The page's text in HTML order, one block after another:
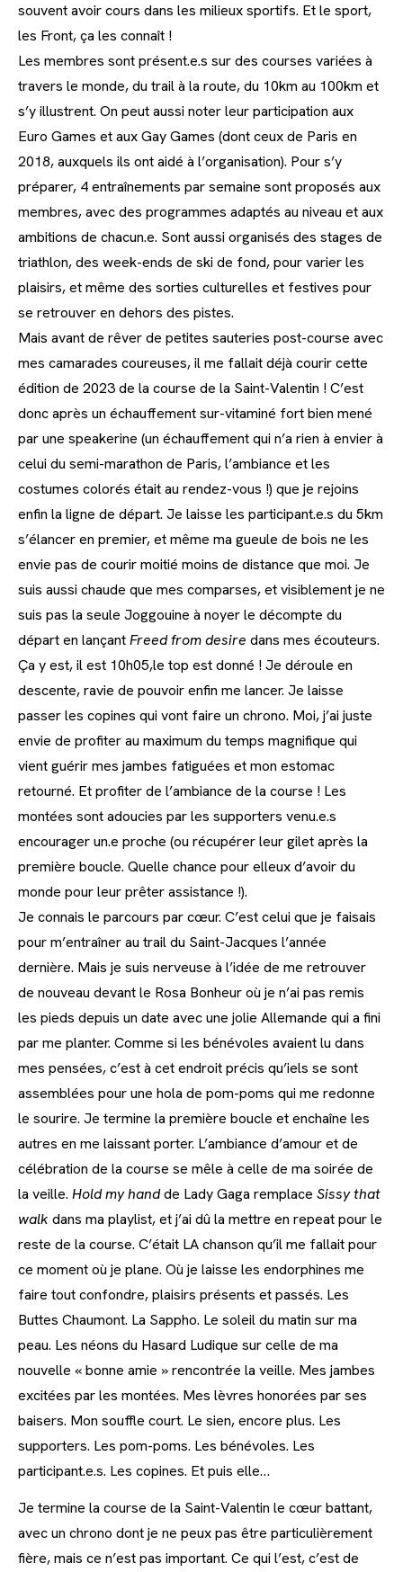
souvent avoir cours dans les milieux sportifs. Et le sport,
les Front, ça les connaît !
Les membres sont présent.e.s sur des courses variées à
travers le monde, du trail à la route, du 10km au 100km et
s’y illustrent. On peut aussi noter leur participation aux
Euro Games et aux Gay Games (dont ceux de Paris en
2018, auxquels ils ont aidé à l’organisation). Pour s’y
préparer, 4 entraînements par semaine sont proposés aux
membres, avec des programmes adaptés au niveau et aux
ambitions de chacun.e. Sont aussi organisés des stages de
triathlon, des week-ends de ski de fond, pour varier les
plaisirs, et même des sorties culturelles et festives pour
se retrouver en dehors des pistes.
Mais avant de rêver de petites sauteries post-course avec
mes camarades coureuses, il me fallait déjà courir cette
édition de 2023 de la course de la Saint-Valentin ! C’est
donc après un échauffement sur-vitaminé fort bien mené
par une speakerine (un échauffement qui n’a rien à envier à
celui du semi-marathon de Paris, l’ambiance et les
costumes colorés était au rendez-vous !) que je rejoins
enfin la ligne de départ. Je laisse les participant.e.s du 5km
s’élancer en premier, et même ma gueule de bois ne les
envie pas de courir moitié moins de distance que moi. Je
suis aussi chaude que mes comparses, et visiblement je ne
suis pas la seule Joggouine à noyer le décompte du
départ en lançantFreed from desire dans mes écouteurs.
Ça y est, il est 10h05,le top est donné ! Je déroule en
descente, ravie de pouvoir enfin me lancer. Je laisse
passer les copines qui vont faire un chrono. Moi, j’ai juste
envie de profiter au maximum du temps magnifique qui
vient guérir mes jambes fatiguées et mon estomac
retourné. Et profiter de l’ambiance de la course ! Les
montées sont adoucies par les supporters venu.e.s
encourager un.e proche (ou récupérer leur gilet après la
première boucle. Quelle chance pour elleux d’avoir du
monde pour leur prêter assistance !).
Je connais le parcours par cœur. C’est celui que je faisais
pour m’entraîner au trail du Saint-Jacques l’année
dernière. Mais je suis nerveuse à l’idée de me retrouver
de nouveau devant le Rosa Bonheur où je n’ai pas remis
les pieds depuis un date avec une jolie Allemande qui a fini
par me planter. Comme si les bénévoles avaient lu dans
mes pensées, c’est à cet endroit précis qu’iels se sont
assemblées pour une hola de pom-poms qui me redonne
le sourire. Je termine la première boucle et enchaîne les
autres en me laissant porter. L’ambiance d’amour et de
célébration de la course se mêle à celle de ma soirée de
la veille. Hold my handde Lady Gaga remplace Sissy that
walk dans ma playlist, et j’ai dû la mettre en repeat pour le
reste de la course. C’était LA chanson qu’il me fallait pour
ce moment où je plane. Où je laisse les endorphines me
faire tout confondre, plaisirs présents et passés. Les
Buttes Chaumont. La Sappho. Le soleil du matin sur ma
peau. Les néons du Hasard Ludique sur celle de ma
nouvelle « bonne amie » rencontrée la veille. Mes jambes
excitées par les montées. Mes lèvres honorées par ses
baisers. Mon souffle court. Le sien, encore plus. Les
supporters. Les pom-poms. Les bénévoles. Les
participant.e.s. Les copines. Et puis elle…
Je termine la course de la Saint-Valentin le cœur battant,
avec un chrono dont je ne peux pas être particulièrement
fière, mais ce n’est pas important. Ce qui l’est, c’est de